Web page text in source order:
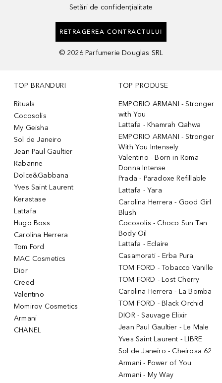
Setări de confidențialitate
RETRAGEREA CONTRACTULUI
© 2026 Parfumerie Douglas SRL
TOP BRANDURI
Rituals
Cocosolis
My Geisha
Sol de Janeiro
Jean Paul Gaultier
Rabanne
Dolce&Gabbana
Yves Saint Laurent
Kerastase
Lattafa
Hugo Boss
Carolina Herrera
Tom Ford
MAC Cosmetics
Dior
Creed
Valentino
Momirov Cosmetics
Armani
CHANEL
TOP PRODUSE
EMPORIO ARMANI - Stronger
with You
Lattafa - Khamrah Qahwa
EMPORIO ARMANI - Stronger
With You Intensely
Valentino - Born in Roma
Donna Intense
Prada - Paradoxe Refillable
Lattafa - Yara
Carolina Herrera - Good Girl
Blush
Cocosolis - Choco Sun Tan
Body Oil
Lattafa - Eclaire
Casamorati - Erba Pura
TOM FORD - Tobacco Vanille
TOM FORD - Lost Cherry
Carolina Herrera - La Bomba
TOM FORD - Black Orchid
DIOR - Sauvage Elixir
Jean Paul Gaultier - Le Male
Yves Saint Laurent - LIBRE
Sol de Janeiro - Cheirosa 62
Armani - Power of You
Armani - My Way